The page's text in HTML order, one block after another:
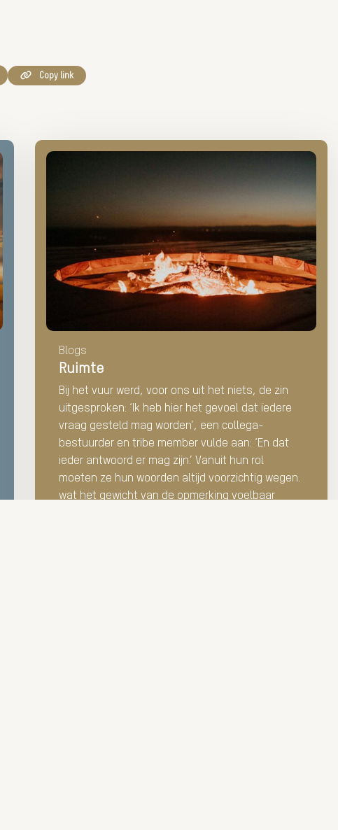
Copy link
Blogs
Ruimte
Bij het vuur werd, voor ons uit het niets, de zin
uitgesproken: ‘Ik heb hier het gevoel dat iedere
vraag gesteld mag worden’, een collega-
bestuurder en tribe member vulde aan: ‘En dat
ieder antwoord er mag zijn.’ Vanuit hun rol
moeten ze hun woorden altijd voorzichtig wegen.
wat het gewicht van de opmerking voelbaar
Lees